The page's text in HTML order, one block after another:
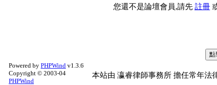
您還不是論壇會員,請先 註冊
Powered by PHPWind v1.3.6
Copyright © 2003-04
PHPWind
本站由 瀛睿律師事務所 擔任常年法